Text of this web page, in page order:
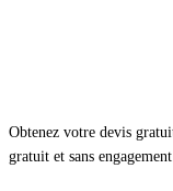
Obtenez votre devis
gratuit et sans engagement.